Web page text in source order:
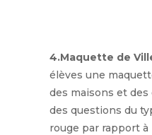
4.Maquette de
élèves une
des maisons et
des questions du
rouge par rapport à